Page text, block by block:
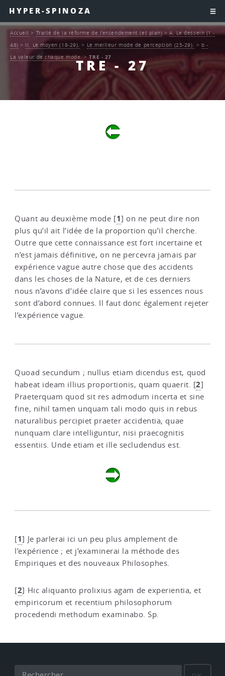
HYPER-SPINOZA
TRE - 27
Accueil > Traité de la réforme de l’entendement (et plan) >A. Le dessein (1 -
48) > II. Le moyen (18-29). > Le meilleur mode de perception (25-29). > b -
La valeur de chaque mode.>TRE - 27
Quant au deuxième mode [1] on ne peut dire non
plus qu’il ait l’idée de la proportion qu’il cherche.
Outre que cette connaissance est fort incertaine et
n’est jamais définitive, on ne percevra jamais par
expérience vague autre chose que des accidents
dans les choses de la Nature, et de ces derniers
nous n’avons d’idée claire que si les essences nous
sont d’abord connues. Il faut donc également rejeter
l’expérience vague.
Quoad secundum ; nullus etiam dicendus est, quod
habeat ideam illius proportionis, quam quaerit. [2]
Praeterquam quod sit res admodum incerta et sine
fine, nihil tamen unquam tali modo quis in rebus
naturalibus percipiet praeter accidentia, quae
nunquam clare intelliguntur, nisi praecognitis
essentiis. Unde etiam et ille secludendus est.
[1] Je parlerai ici un peu plus amplement de
l’expérience ; et j’examinerai la méthode des
Empiriques et des nouveaux Philosophes.
[2] Hic aliquanto prolixius agam de experientia, et
empiricorum et recentium philosophorum
procedendi methodum examinabo. Sp.